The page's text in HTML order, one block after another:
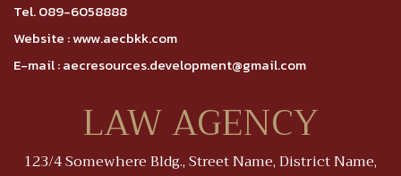
Tel.089-6058888
Website :www.aecbkk.com
E-mail :aecresources.development@gmail.com
LAW AGENCY
123/4 Somewhere Bldg., Street Name, District Name,